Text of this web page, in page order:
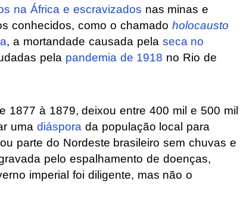
na África e escravizados nas minas e
conhecidos, como o chamado holocausto
, a mortandade causada pela seca no
pela pandemia de 1918 no Rio de
1877 à 1879, deixou entre 400 mil e 500 mil
uma diáspora da população local para
parte do Nordeste brasileiro sem chuvas e
pelo espalhamento de doenças,
imperial foi diligente, mas não o